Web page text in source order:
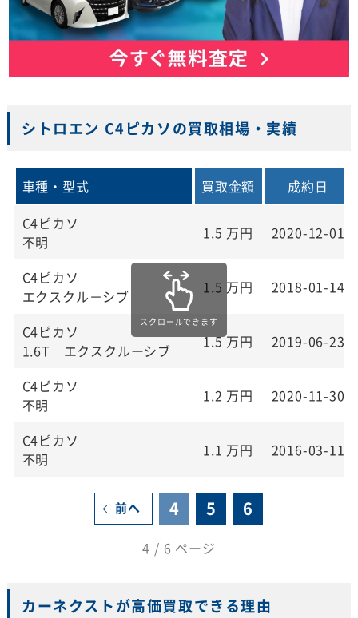
シトロエン C4ピカソの買取相場・実績
車種・型式 買取金額
成約日
C4ピカソ
不明
1.5 万円 2020-12-01
C4ピカソ
エクスクル－シブ
1.5 万円 2018-01-14
C4ピカソ
1.6T エクスクルーシブ
1.5万円 2019-06-23
C4ピカソ
不明
1.2 万円 2020-11-30
C4ピカソ
不明
1.1 万円 2016-03-11
前へ 4 5 6
4 / 6 ページ
カーネクストが高価買取できる理由